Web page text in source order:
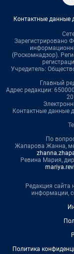
Контактные данные
Зарегистрировано
(Роскомнадзор).
Учредитель:
Главный
Адрес редакции:
Контактные данные
По
Жапарова Жанна,
Ревина Мария,
Редакция сайта
информации,
Политика